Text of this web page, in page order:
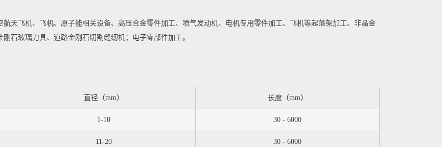
天飞机、飞机、原子能相关设备、高压合金零件加工、喷气发动机、电机专用零件加工、飞机等起落架加工、非晶金
石玻璃刀具、道路金刚石切割缝纫机；电子零部件加工。
直径（mm） 长度（mm）
1-10 30 - 6000
11-20 30 - 6000